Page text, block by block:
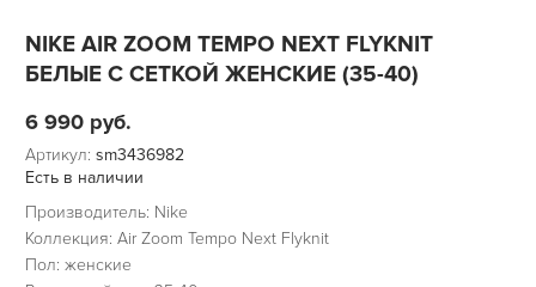
NIKE AIR ZOOM TEMPO NEXT FLYKNIT
БЕЛЫЕ С СЕТКОЙ ЖЕНСКИЕ (35-40)
6 990 руб.
Артикул: sm3436982
Есть в наличии
Производитель: Nike
Коллекция: Air Zoom Tempo Next Flyknit
Пол: женские